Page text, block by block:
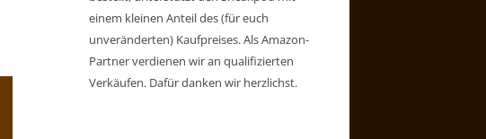
einem kleinen Anteil des (für euch
unveränderten) Kaufpreises. Als Amazon-
Partner verdienen wir an qualifizierten
Verkäufen. Dafür danken wir herzlichst.